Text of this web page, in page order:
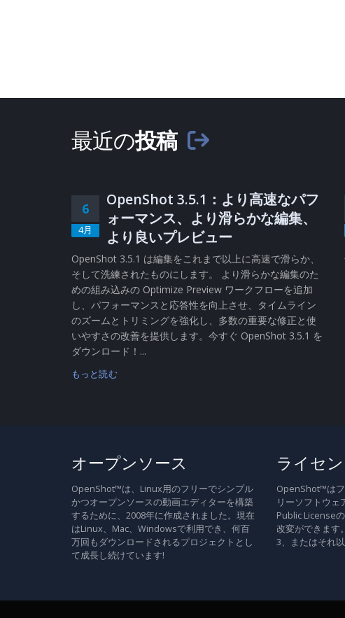
最近の投稿
6
4月
OpenShot 3.5.1：より高速なパフ
ォーマンス、より滑らかな編集、
より良いプレビュー
OpenShot 3.5.1 は編集をこれまで以上に高速で滑らか、
そして洗練されたものにします。 より滑らかな編集のた
めの組み込みの Optimize Preview ワークフローを追加
し、パフォーマンスと応答性を向上させ、タイムライン
のズームとトリミングを強化し、多数の重要な修正と使
いやすさの改善を提供します。今すぐ OpenShot 3.5.1 を
ダウンロード！...
もっと読む
オープンソース
OpenShot™は、Linux用のフリーでシンプル
かつオープンソースの動画エディターを構築
するために、2008年に作成されました。現在
はLinux、Mac、Windowsで利用でき、何百
万回もダウンロードされるプロジェクトとし
て成長し続けています!
ライセ
OpenShot™は
リーソフトウェ
Public License
改変ができます
3、またはそれ